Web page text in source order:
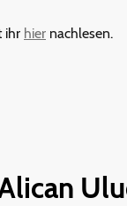
ihr hier nachlesen.